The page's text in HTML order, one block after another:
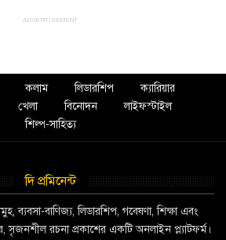
ADVERTISEMENT
কলাম লিডারশিপ
ক্যারিয়ার
খেলা বিনোদন
লাইফস্টাইল
শিল্প-সাহিত্য
দি প্রমিনেন্ট
ব্যবসা-বাণিজ্য, লিডারশিপ, গবেষণা, শিক্ষা এবং
সৃজনশীল রচনা প্রকাশের একটি অনলাইন প্ল্যাটফর্ম।